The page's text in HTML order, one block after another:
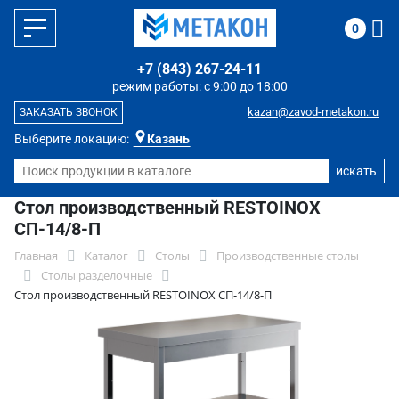
Выберите локацию: Казань
режим работы: с 9:00 до 18:00
+7 (843) 267-24-11
kazan@zavod-metakon.ru
ЗАКАЗАТЬ ЗВОНОК
0
Стол производственный RESTOINOX
СП-14/8-П
Главная Каталог Столы
Производственные столы
Столы разделочные
Стол производственный RESTOINOX СП-14/8-П